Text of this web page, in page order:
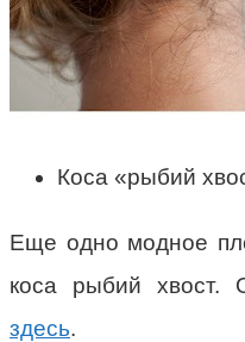
Коса «рыбий
Еще одно модное
коса рыбий хвост.
здесь.